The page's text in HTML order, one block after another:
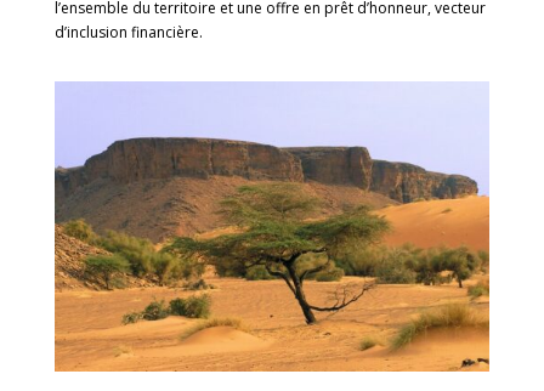
l’ensemble du territoire et une offre en prêt d’honneur, vecteur
d’inclusion financière.